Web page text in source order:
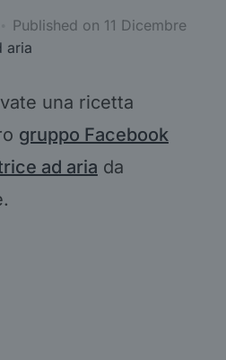
Published on 11 Dicembre
aria
una ricetta
gruppo Facebook
ad aria da